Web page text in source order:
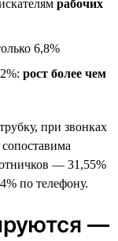
рабочих
6,8%
рост более чем
при звонках
— 31,55%
по телефону.
—